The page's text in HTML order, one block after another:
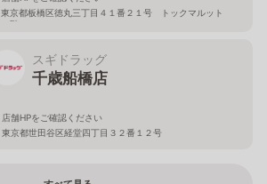
東京都板橋区徳丸三丁目４１番２１号 トックマルット
１階
スギドラッグ
千歳船橋店
店舗HPをご確認ください
東京都世田谷区経堂四丁目３２番１２号